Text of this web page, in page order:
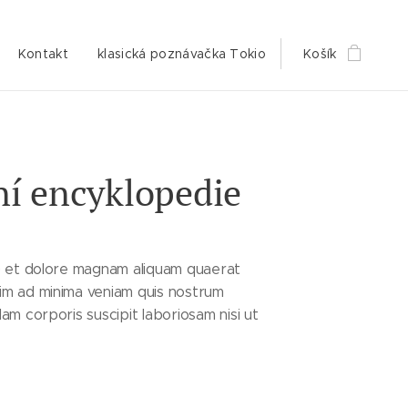
Kontakt klasická poznávačka Tokio Košík
encyklopedie
dolore magnam aliquam quaerat
ad minima veniam quis nostrum
corporis suscipit laboriosam nisi ut